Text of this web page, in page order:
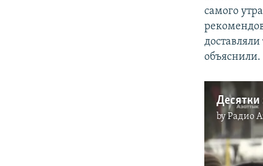
самого
объяснили.
byРадио